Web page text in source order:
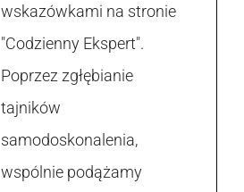
wskazówkami na stronie
"Codzienny Ekspert".
Poprzez zgłębianie
tajników
samodoskonalenia,
wspólnie podążamy